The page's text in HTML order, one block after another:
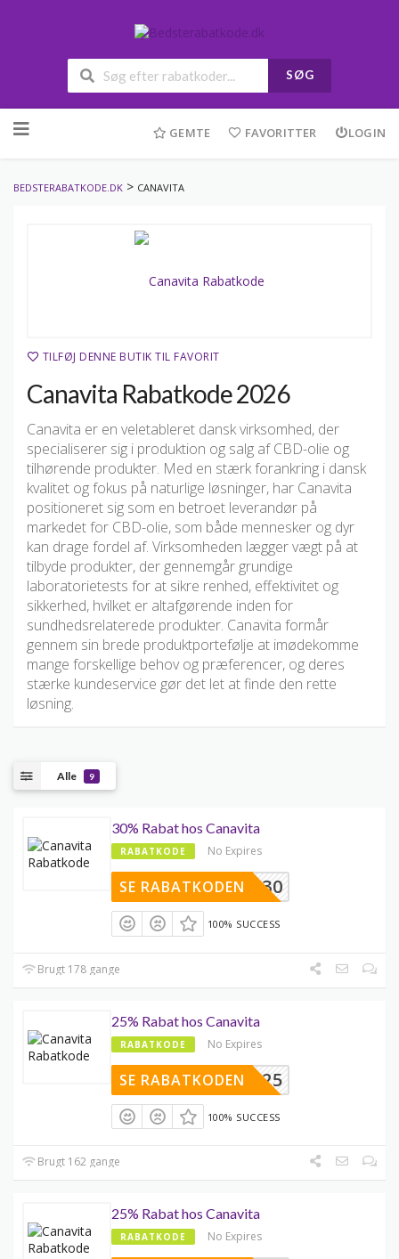
SØG
to
GEMTE FAVORITTER LOGIN
BEDSTERABATKODE.DK > CANAVITA
TILFØJ DENNE BUTIK TIL FAVORIT
Canavita Rabatkode 2026
Canavita er en veletableret dansk virksomhed, der
specialiserer sig i produktion og salg af CBD-olie og
tilhørende produkter. Med en stærk forankring i dansk
kvalitet og fokus på naturlige løsninger, har Canavita
positioneret sig som en betroet leverandør på
markedet for CBD-olie, som både mennesker og dyr
kan drage fordel af. Virksomheden lægger vægt på at
tilbyde produkter, der gennemgår grundige
laboratorietests for at sikre renhed, effektivitet og
sikkerhed, hvilket er altafgørende inden for
sundhedsrelaterede produkter. Canavita formår
gennem sin brede produktportefølje at imødekomme
mange forskellige behov og præferencer, og deres
stærke kundeservice gør det let at finde den rette
løsning.
Alle 9
30% Rabat hos Canavita
RABATKODE No Expires
DIVINE30
SE RABATKODEN
100% SUCCESS
Brugt 178 gange
25% Rabat hos Canavita
RABATKODE No Expires
SPAR25
SE RABATKODEN
100% SUCCESS
Brugt 162 gange
25% Rabat hos Canavita
RABATKODE No Expires